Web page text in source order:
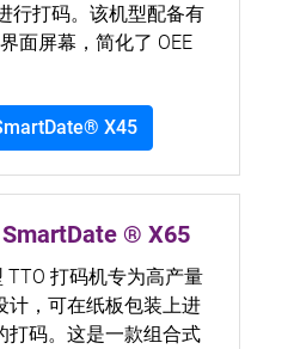
行打码。该机型配备有
面屏幕，简化了 OEE
X45
® X65
打码机专为高产量
计，可在纸板包装上进
打码。这是一款组合式